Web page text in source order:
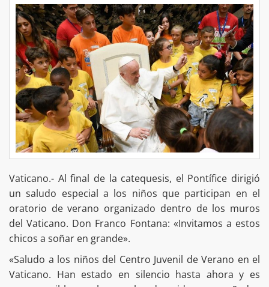
Vaticano.- Al final de la catequesis, el Pontífice dirigió
un saludo especial a los niños que participan en el
oratorio de verano organizado dentro de los muros
del Vaticano. Don Franco Fontana: «Invitamos a estos
chicos a soñar en grande».
«Saludo a los niños del Centro Juvenil de Verano en el
Vaticano. Han estado en silencio hasta ahora y es